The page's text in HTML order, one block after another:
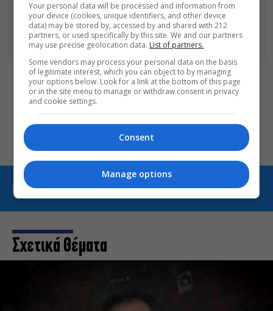
ΑΚΟΛΟΥΘΗΣΕ ΤΟ MONOPOLI.GR ΚΑΙ ΣΤΟ INSTAGRAM!
ΑΚΟΛΟΥΘΗΣΤΕ ΤΟMONOPOLI.GR ΣΤΟ GOOGLE NEWSΓΙΑ
ΟΛΕΣ ΤΙΣ ΕΙΔΗΣΕΙΣ ΤΗΣ ΗΜΕΡΑΣ
Οι «Τρωάδες» στην Επίδαυρο
τον πολιτισμό
ΠΕΡΙΣΣΟΤΕΡΑ ΑΠΟ ART & CULTURE
Σχετικά Θέματα
Your personal data will be processed and information from
your device (cookies, unique identifiers, and other device
data) may be stored by, accessed by and shared with 212
partners, or used specifically by this site. We and our partners
may use precise geolocation data. List of partners.
Some vendors may process your personal data on the basis
of legitimate interest, which you can object to by managing
your options below. Look for a link at the bottom of this page
or in the site menu to manage or withdraw consent in privacy
and cookie settings.
Consent
Manage options